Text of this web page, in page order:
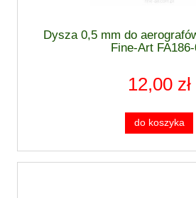
Dysza 0,5 mm do
Fine-Art
12,00 zł
do koszyka